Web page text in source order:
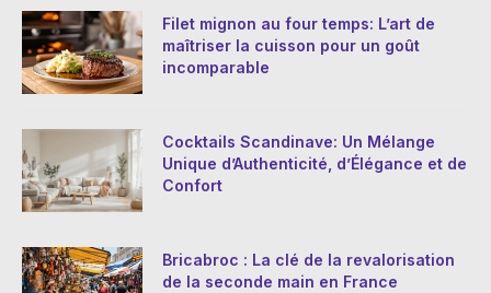
Filet mignon au four temps: L’art de
maîtriser la cuisson pour un goût
incomparable
Cocktails Scandinave: Un Mélange
Unique d’Authenticité, d’Élégance et de
Confort
Bricabroc : La clé de la revalorisation
de la seconde main en France